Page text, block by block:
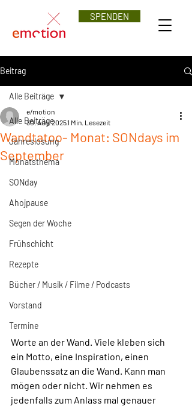
SPENDEN
Beitrag
Alle Beiträge
Jahreslosung
Monatsthema
SONday
Ahojpause
Segen der Woche
Frühschicht
Rezepte
Bücher / Musik / Filme / Podcasts
Vorstand
Termine
Alle Beiträge
Wandtatoo- Monat: SONdays im
September
e/motion
30. Aug. 20251 Min. Lesezeit
Worte an der Wand. Viele kleben sich
ein Motto, eine Inspiration, einen
Glaubenssatz an die Wand. Kann man
mögen oder nicht. Wir nehmen es
jedenfalls zum Anlass mal genauer